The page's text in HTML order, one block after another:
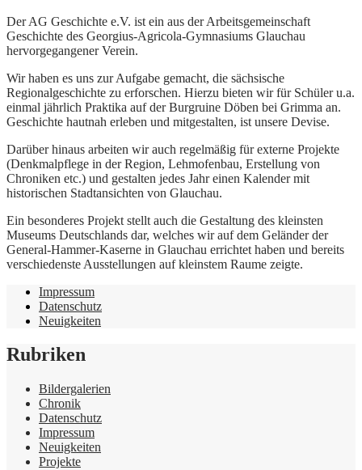
Der AG Geschichte e.V. ist ein aus der Arbeitsgemeinschaft
Geschichte des Georgius-Agricola-Gymnasiums Glauchau
hervorgegangener Verein.
Wir haben es uns zur Aufgabe gemacht, die sächsische
Regionalgeschichte zu erforschen. Hierzu bieten wir für Schüler u.a.
einmal jährlich Praktika auf der Burgruine Döben bei Grimma an.
Geschichte hautnah erleben und mitgestalten, ist unsere Devise.
Darüber hinaus arbeiten wir auch regelmäßig für externe Projekte
(Denkmalpflege in der Region, Lehmofenbau, Erstellung von
Chroniken etc.) und gestalten jedes Jahr einen Kalender mit
historischen Stadtansichten von Glauchau.
Ein besonderes Projekt stellt auch die Gestaltung des kleinsten
Museums Deutschlands dar, welches wir auf dem Geländer der
General-Hammer-Kaserne in Glauchau errichtet haben und bereits
verschiedenste Ausstellungen auf kleinstem Raume zeigte.
Impressum
Datenschutz
Neuigkeiten
Rubriken
Bildergalerien
Chronik
Datenschutz
Impressum
Neuigkeiten
Projekte